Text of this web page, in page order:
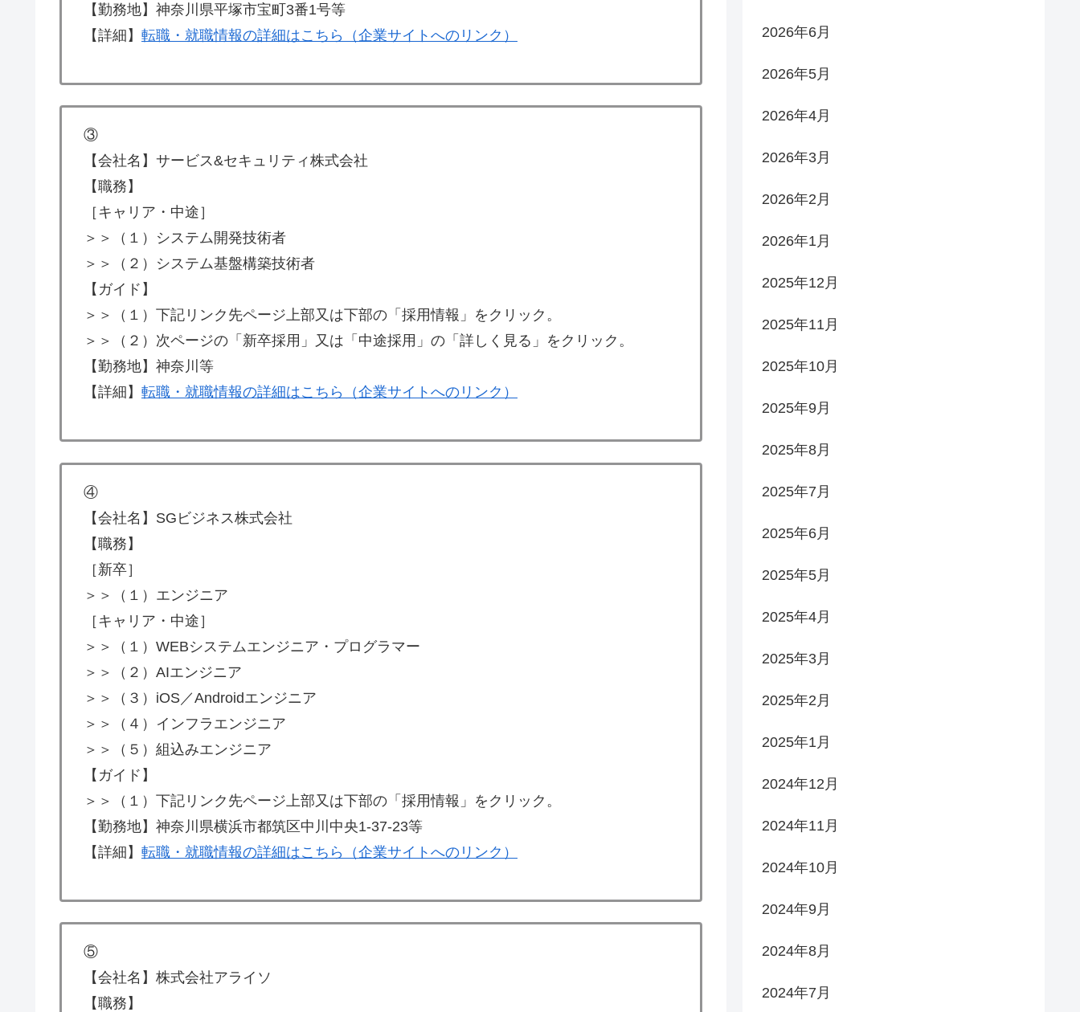
【勤務地】神奈川県平塚市宝町3番1号等
【詳細】 転職・就職情報の詳細はこちら（企業サイトへのリンク）
③
【会社名】サービス&セキュリティ株式会社
【職務】
［キャリア・中途］
＞＞（１）システム開発技術者
＞＞（２）システム基盤構築技術者
【ガイド】
＞＞（１）下記リンク先ページ上部又は下部の「採用情報」をクリック。
＞＞（２）次ページの「新卒採用」又は「中途採用」の「詳しく見る」をクリック。
【勤務地】神奈川等
【詳細】 転職・就職情報の詳細はこちら（企業サイトへのリンク）
④
【会社名】SGビジネス株式会社
【職務】
［新卒］
＞＞（１）エンジニア
［キャリア・中途］
＞＞（１）WEBシステムエンジニア・プログラマー
＞＞（２）AIエンジニア
＞＞（３）iOS／Androidエンジニア
＞＞（４）インフラエンジニア
＞＞（５）組込みエンジニア
【ガイド】
＞＞（１）下記リンク先ページ上部又は下部の「採用情報」をクリック。
【勤務地】神奈川県横浜市都筑区中川中央1-37-23等
【詳細】 転職・就職情報の詳細はこちら（企業サイトへのリンク）
⑤
【会社名】株式会社アライソ
【職務】
2026年6月
2026年5月
2026年4月
2026年3月
2026年2月
2026年1月
2025年12月
2025年11月
2025年10月
2025年9月
2025年8月
2025年7月
2025年6月
2025年5月
2025年4月
2025年3月
2025年2月
2025年1月
2024年12月
2024年11月
2024年10月
2024年9月
2024年8月
2024年7月